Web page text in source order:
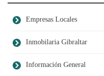
Empresas Locales
Inmobilaria Gibraltar
Información General